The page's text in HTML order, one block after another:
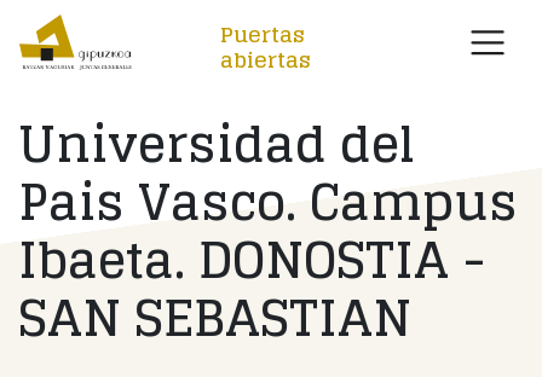
Puertas
abiertas
Universidad del
Pais Vasco. Campus
Ibaeta. DONOSTIA -
SAN SEBASTIAN